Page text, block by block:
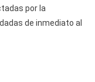
por la
de inmediato al